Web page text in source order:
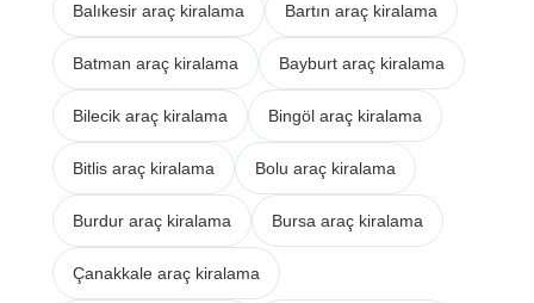
Balıkesir araç kiralama Bartın araç kiralama
Batman araç kiralama Bayburt araç kiralama
Bilecik araç kiralama Bingöl araç kiralama
Bitlis araç kiralama Bolu araç kiralama
Burdur araç kiralama Bursa araç kiralama
Çanakkale araç kiralama